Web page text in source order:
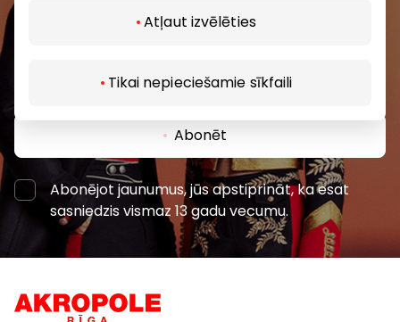
Atļaut izvēlēties
Tikai nepieciešamie sīkfaili
Abonēt
Abonējot jaunumus, jūs apstiprināt, ka esat
sasniedzis vismaz 13 gadu vecumu.